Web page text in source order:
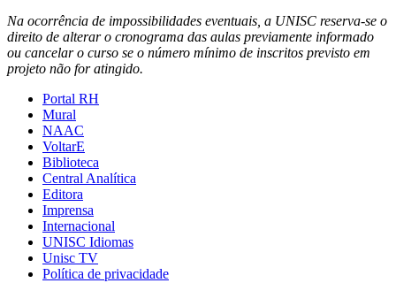
Na ocorrência de impossibilidades eventuais, a UNISC reserva-se o
direito de alterar o cronograma das aulas previamente informado
ou cancelar o curso se o número mínimo de inscritos previsto em
projeto não for atingido.
Portal RH
Mural
NAAC
VoltarE
Biblioteca
Central Analítica
Editora
Imprensa
Internacional
UNISC Idiomas
Unisc TV
Política de privacidade